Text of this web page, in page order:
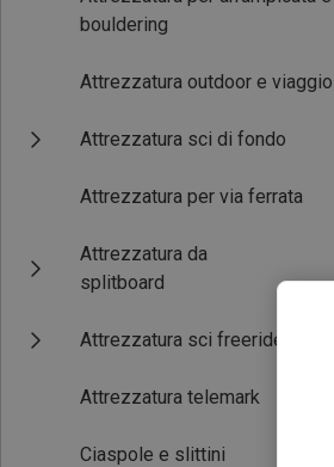
bouldering
Attrezzatura outdoor e viaggio
Attrezzatura sci di fondo
Attrezzatura per via ferrata
Attrezzatura da
splitboard
Attrezzatura sci freeride
Attrezzatura telemark
Ciaspole e slittini